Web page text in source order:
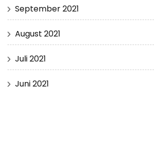
September 2021
August 2021
Juli 2021
Juni 2021